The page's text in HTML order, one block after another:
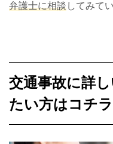
弁護士に相談してみて
交通事故に詳
たい方はコチラ